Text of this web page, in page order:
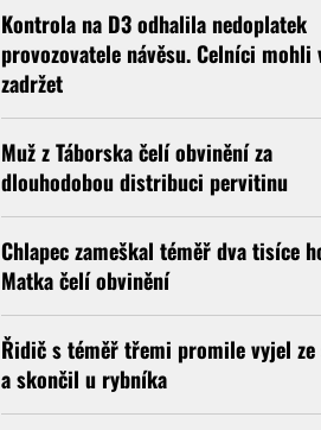
Kontrola na D3 odhalila nedoplatek
provozovatele návěsu. Celníci mohli
zadržet
Muž z Táborska čelí obvinění za
dlouhodobou distribuci pervitinu
Chlapec zameškal téměř dva tisíce
Matka čelí obvinění
Řidič s téměř třemi promile vyjel
a skončil u rybníka